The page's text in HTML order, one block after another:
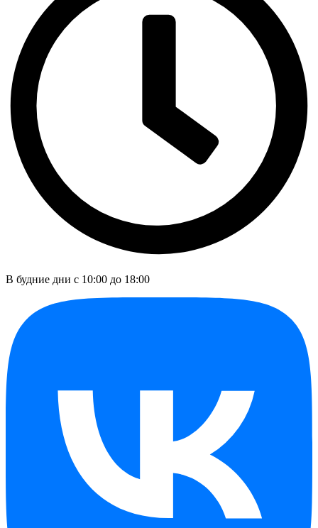
В будние дни c 10:00 до 18:00